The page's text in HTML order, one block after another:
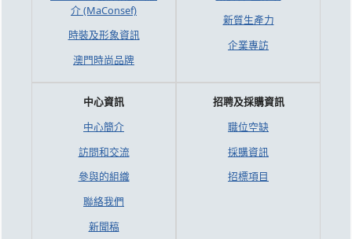
介 (MaConsef)
時裝及形象資訊
澳門時尚品牌
新質生產力
企業專訪
中心資訊
中心簡介
訪問和交流
參與的組織
聯絡我們
新聞稿
招聘及採購資訊
職位空缺
採購資訊
招標項目